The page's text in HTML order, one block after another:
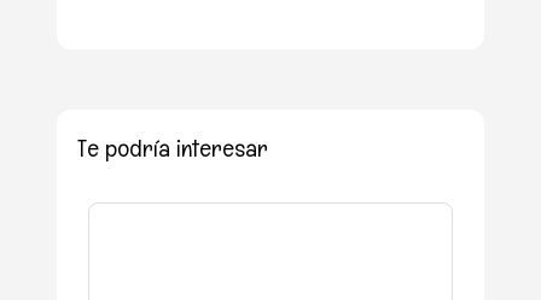
Te podría interesar